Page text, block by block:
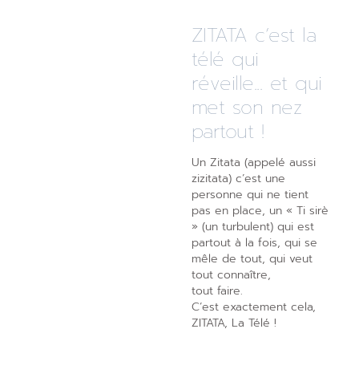
ZITATA c’est la
télé qui
réveille... et qui
met son nez
partout !
Un Zitata (appelé aussi
zizitata) c’est une
personne qui ne tient
pas en place, un « Ti sirè
» (un turbulent) qui est
partout à la fois, qui se
mêle de tout, qui veut
tout connaître,
tout faire.
C’est exactement cela,
ZITATA, La Télé !